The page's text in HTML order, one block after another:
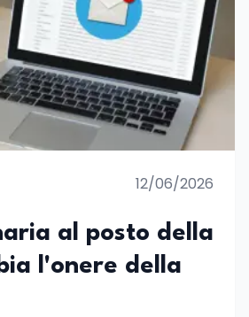
12/06/2026
al posto della
l'onere della